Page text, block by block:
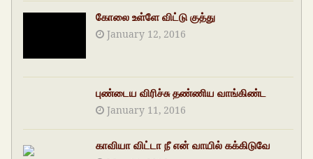
கோலை உள்ளே விட்டு குத்து
January 12, 2016
புண்டைய விரிச்சு தண்ணிய வாங்கிண்ட
January 11, 2016
காவியா விட்டா நீ என் வாயில் கக்கிடுவே